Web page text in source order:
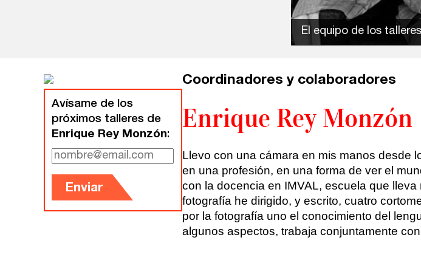
Cursos
Curso integral de narrativa
Máster de creación poética
fuentetaja
El equipo de los talleres
Coordinadores y colaboradores
Enrique Rey Monzón
Llevo con una cámara en mis manos desde
en una profesión, en una forma de ver el
con la docencia en IMVAL, escuela que
fotografía he dirigido, y escrito, cuatro
por la fotografía uno el conocimiento del
algunos aspectos, trabaja conjuntamente
Avísame de los
próximos talleres de
Enrique Rey Monzón:
Enviar